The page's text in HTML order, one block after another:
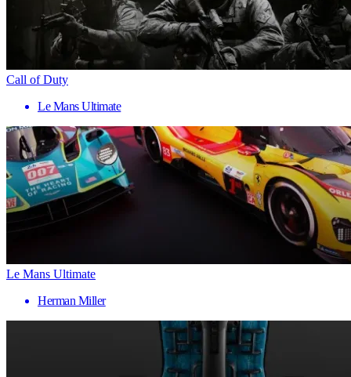
Call of Duty
Le Mans Ultimate
Le Mans Ultimate
Herman Miller